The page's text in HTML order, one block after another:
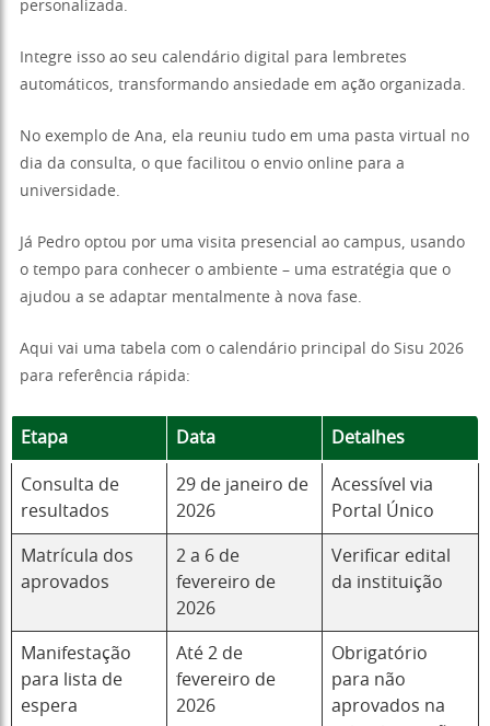
personalizada.
Integre isso ao seu calendário digital para lembretes
automáticos, transformando ansiedade em ação organizada.
No exemplo de Ana, ela reuniu tudo em uma pasta virtual no
dia da consulta, o que facilitou o envio online para a
universidade.
Já Pedro optou por uma visita presencial ao campus, usando
o tempo para conhecer o ambiente – uma estratégia que o
ajudou a se adaptar mentalmente à nova fase.
Aqui vai uma tabela com o calendário principal do Sisu 2026
para referência rápida:
Etapa Data Detalhes
Consulta de
resultados
29 de janeiro de
2026
Acessível via
Portal Único
Matrícula dos
aprovados
2 a 6 de
fevereiro de
2026
Verificar edital
da instituição
Manifestação
para lista de
espera
Até 2 de
fevereiro de
2026
Obrigatório
para não
aprovados na